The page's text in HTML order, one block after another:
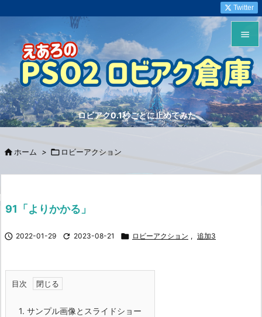
ロビアク0.1秒ごとに止めてみた


メニュ

サイド


Twitter
 ホーム >  ロビーアクション
91「よりかかる」
 2022-01-29  2023-08-21  ロビーアクション , 追加3
目次
1. サンプル画像とスライドショー